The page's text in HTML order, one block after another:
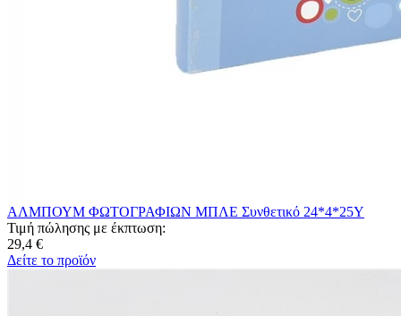
ΑΛΜΠΟΥΜ ΦΩΤΟΓΡΑΦΙΩΝ ΜΠΛΕ Συνθετικό 24*4*25Υ
Τιμή πώλησης με έκπτωση:
29,4 €
Δείτε το προϊόν